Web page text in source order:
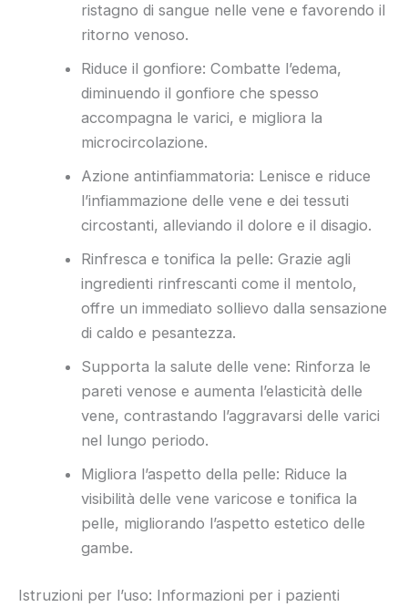
ristagno di sangue nelle vene e favorendo il
ritorno venoso.
Riduce il gonfiore: Combatte l’edema,
diminuendo il gonfiore che spesso
accompagna le varici, e migliora la
microcircolazione.
Azione antinfiammatoria: Lenisce e riduce
l’infiammazione delle vene e dei tessuti
circostanti, alleviando il dolore e il disagio.
Rinfresca e tonifica la pelle: Grazie agli
ingredienti rinfrescanti come il mentolo,
offre un immediato sollievo dalla sensazione
di caldo e pesantezza.
Supporta la salute delle vene: Rinforza le
pareti venose e aumenta l’elasticità delle
vene, contrastando l’aggravarsi delle varici
nel lungo periodo.
Migliora l’aspetto della pelle: Riduce la
visibilità delle vene varicose e tonifica la
pelle, migliorando l’aspetto estetico delle
gambe.
Istruzioni per l’uso: Informazioni per i pazienti